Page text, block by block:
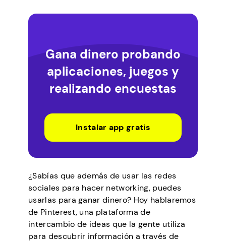
Gana dinero probando
aplicaciones, juegos y
realizando encuestas
Instalar app gratis
¿Sabías que además de usar las redes
sociales para hacer networking, puedes
usarlas para ganar dinero? Hoy hablaremos
de Pinterest, una plataforma de
intercambio de ideas que la gente utiliza
para descubrir información a través de